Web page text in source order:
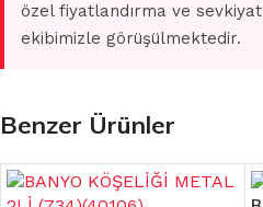
özel fiyatlandırma ve
ekibimizle görüşülmektedir.
Benzer Ürünler